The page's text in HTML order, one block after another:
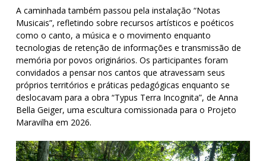
A caminhada também passou pela instalação “Notas
Musicais”, refletindo sobre recursos artísticos e poéticos
como o canto, a música e o movimento enquanto
tecnologias de retenção de informações e transmissão de
memória por povos originários. Os participantes foram
convidados a pensar nos cantos que atravessam seus
próprios territórios e práticas pedagógicas enquanto se
deslocavam para a obra “Typus Terra Incognita”, de Anna
Bella Geiger, uma escultura comissionada para o Projeto
Maravilha em 2026.